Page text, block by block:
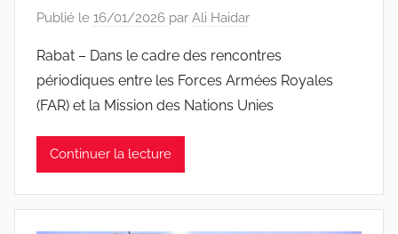
Publié le 16/01/2026 par Ali Haidar
Rabat – Dans le cadre des rencontres
périodiques entre les Forces Armées Royales
(FAR) et la Mission des Nations Unies
Continuer la lecture